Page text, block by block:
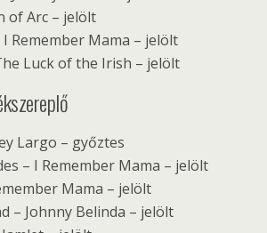
of Arc – jelölt
Remember Mama – jelölt
Luck of the Irish – jelölt
Largo – győztes
– I Remember Mama – jelölt
Mama – jelölt
– Johnny Belinda – jelölt